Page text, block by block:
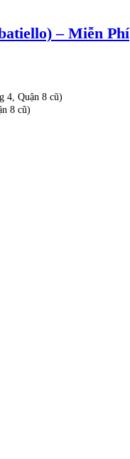
– Miễn Phí
4, Quận 8 cũ)
8 cũ)